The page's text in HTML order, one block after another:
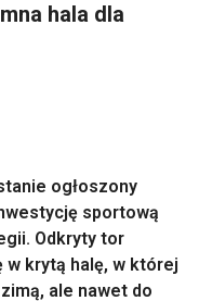
hala dla
ogłoszony
sportową
Odkryty tor
w krytą halę, w której
ale nawet do